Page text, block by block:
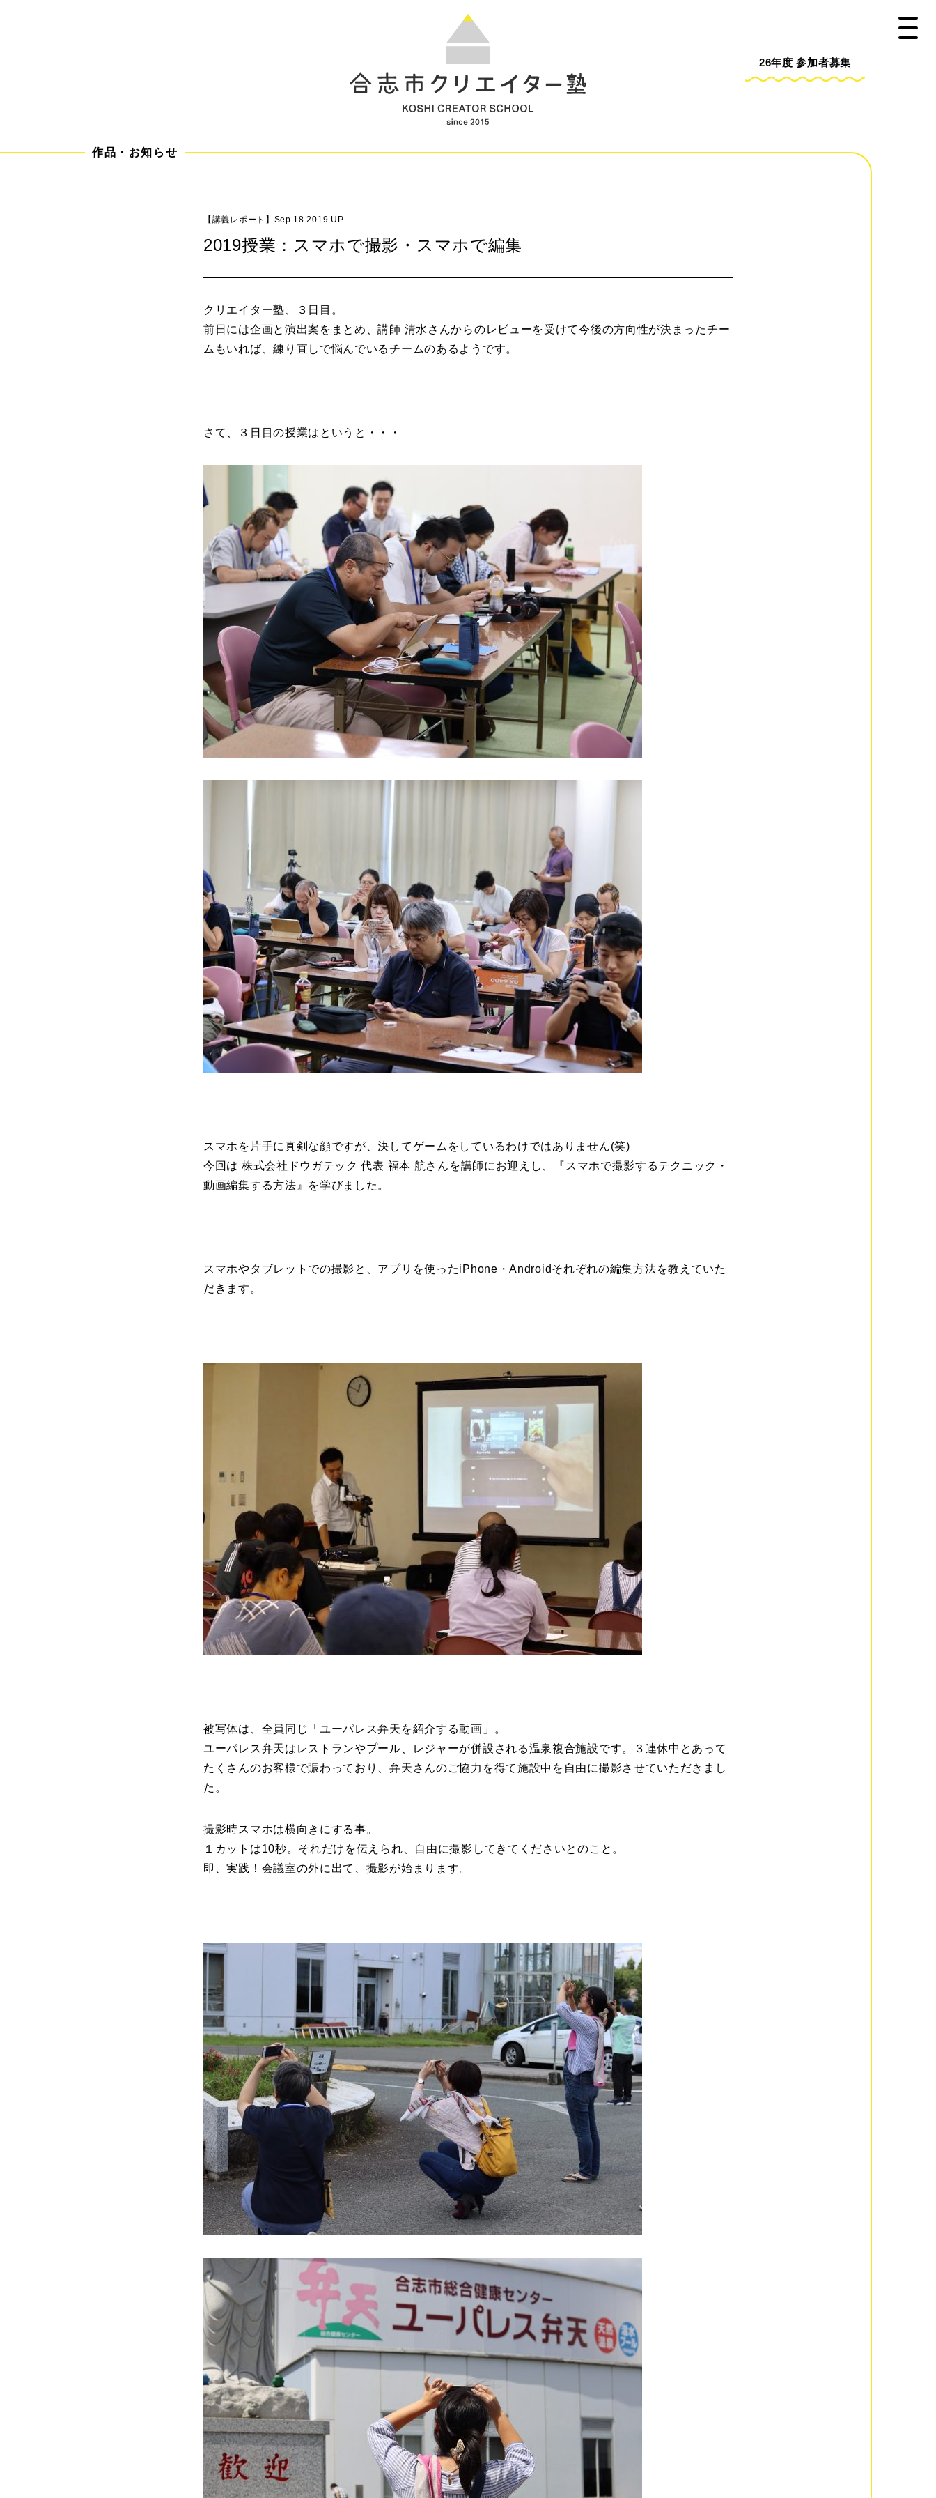
26年度 参加者募集
作品 ・ お知 ら せ
【講義レポート】Sep.18.2019 UP
2019授業：スマホで撮影・スマホで編集
クリエイター塾、３日目。
前日には企画と演出案をまとめ、講師 清水さんからのレビューを受けて今後の方向性が決まったチー
ムもいれば、練り直しで悩んでいるチームのあるようです。
さて、３日目の授業はというと・・・
スマホを片手に真剣な顔ですが、決してゲームをしているわけではありません(笑)
今回は 株式会社ドウガテック 代表 福本 航さんを講師にお迎えし、『スマホで撮影するテクニック・
動画編集する方法』を学びました。
スマホやタブレットでの撮影と、アプリを使ったiPhone・Androidそれぞれの編集方法を教えていた
だきます。
被写体は、全員同じ「ユーパレス弁天を紹介する動画」。
ユーパレス弁天はレストランやプール、レジャーが併設される温泉複合施設です。３連休中とあって
たくさんのお客様で賑わっており、弁天さんのご協力を得て施設中を自由に撮影させていただきまし
た。
撮影時スマホは横向きにする事。
１カットは10秒。それだけを伝えられ、自由に撮影してきてくださいとのこと。
即、実践！会議室の外に出て、撮影が始まります。